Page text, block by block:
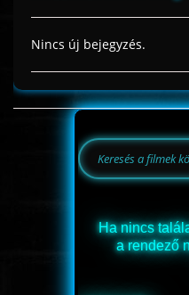
Nincs új bejegyzés.
Ha nincs
a rendező